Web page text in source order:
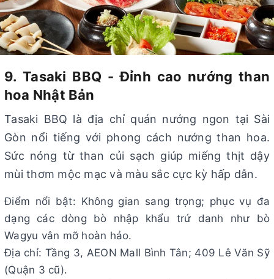
9. Tasaki BBQ - Đỉnh cao nướng than
hoa Nhật Bản
Tasaki BBQ là địa chỉ quán nướng ngon tại Sài
Gòn nổi tiếng với phong cách nướng than hoa.
Sức nóng từ than củi sạch giúp miếng thịt dậy
mùi thơm mộc mạc và màu sắc cực kỳ hấp dẫn.
Điểm nổi bật: Không gian sang trọng; phục vụ đa
dạng các dòng bò nhập khẩu trứ danh như bò
Wagyu vân mỡ hoàn hảo.
Địa chỉ: Tầng 3, AEON Mall Bình Tân; 409 Lê Văn Sỹ
(Quận 3 cũ).